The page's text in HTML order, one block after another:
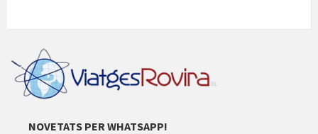
NOVETATS PER WHATSAPP!